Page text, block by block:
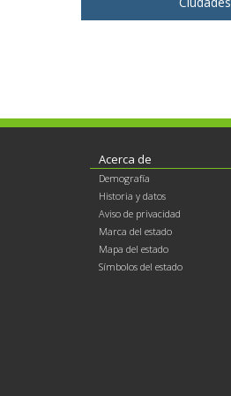
Footer
contents
Acerca de
Demografía
Historia y datos
Aviso de privacidad
Marca del estado
Mapa del estado
Símbolos del estado